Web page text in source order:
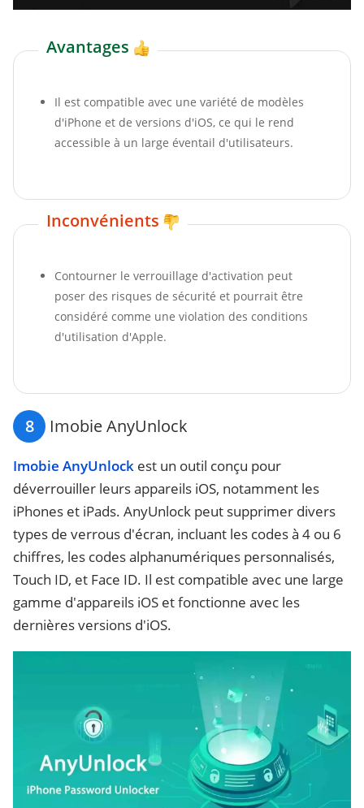
Avantages
Il est compatible avec une variété de modèles
d'iPhone et de versions d'iOS, ce qui le rend
accessible à un large éventail d'utilisateurs.
Inconvénients
Contourner le verrouillage d'activation peut
poser des risques de sécurité et pourrait être
considéré comme une violation des conditions
d'utilisation d'Apple.
8 Imobie AnyUnlock
Imobie AnyUnlock est un outil conçu pour
déverrouiller leurs appareils iOS, notamment les
iPhones et iPads. AnyUnlock peut supprimer divers
types de verrous d'écran, incluant les codes à 4 ou 6
chiffres, les codes alphanumériques personnalisés,
Touch ID, et Face ID. Il est compatible avec une large
gamme d'appareils iOS et fonctionne avec les
dernières versions d'iOS.